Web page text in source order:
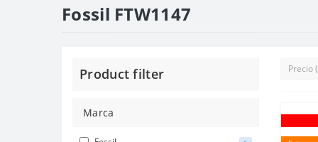
Fossil FTW1147
Product filter
Marca